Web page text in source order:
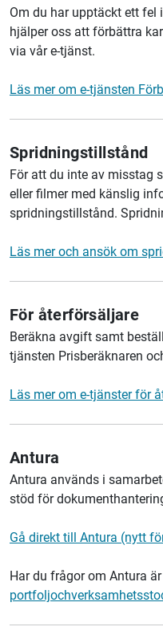
Om du har upptäckt ett fel
hjälper oss att förbättra
via vår e-tjänst.
Läs mer om e-tjänsten
Spridningstillstånd
För att du inte av misstag
eller filmer med känslig
spridningstillstånd.
Läs mer och ansök om
För återförsäljare
Beräkna avgift samt
tjänsten Prisberäknaren
Läs mer om e-tjänster för
Antura
Antura används i
stöd för
Gå direkt till Antura (nytt
Har du frågor om Antura